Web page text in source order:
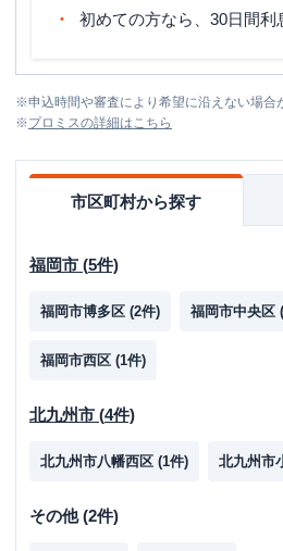
初めての方なら、30日間
※申込時間や審査により希望に沿えない場合
※プロミスの詳細はこちら
市区町村から探す
福岡市 (5件)
福岡市博多区 (2件) 福岡市中央区 (
福岡市西区 (1件)
北九州市 (4件)
北九州市八幡西区 (1件) 北九州市
その他(2件)